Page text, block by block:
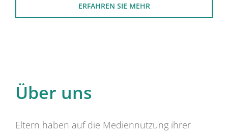
ERFAHREN SIE MEHR
Über uns
Eltern haben auf die Mediennutzung ihrer